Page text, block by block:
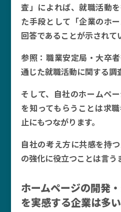
査」によれば、就職活動
た手段として「企業のホ
回答であることが示されて
参照：職業安定局・大卒
通じた就職活動に関する調
そして、自社のホームペ
を知ってもらうことは求
止にもつながります。
自社の考え方に共感を持
の強化に役立つことは言う
ホームページの開発
を実感する企業は多い